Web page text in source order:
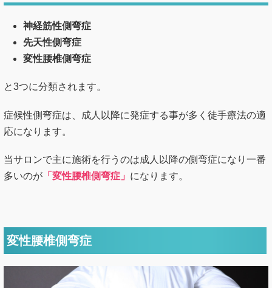
神経筋性側弯症
先天性側弯症
変性腰椎側弯症
と3つに分類されます。
症候性側弯症は、成人以降に発症する事が多く徒手療法の適
応になります。
当サロンで主に施術を行うのは成人以降の側弯症になり一番
多いのが 「変性腰椎側弯症」 になります。
変性腰椎側弯症